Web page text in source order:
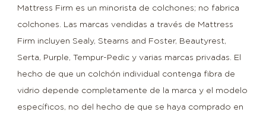
colchones
Mattress Firm es un minorista de colchones; no fabrica
colchones. Las marcas vendidas a través de Mattress
Firm incluyen Sealy, Stearns and Foster, Beautyrest,
Serta, Purple, Tempur-Pedic y varias marcas privadas. El
hecho de que un colchón individual contenga fibra de
vidrio depende completamente de la marca y el modelo
específicos, no del hecho de que se haya comprado en